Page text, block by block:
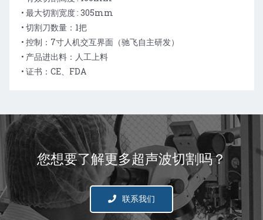
• 最大切割宽度 : 305mm
• 切割刀数量：1把
• 控制：7寸人机交互界面（驰飞自主研发）
• 产品进出料：人工上料
• 证书：CE、FDA
您想要了解更多超声波切割吗？
联系我们